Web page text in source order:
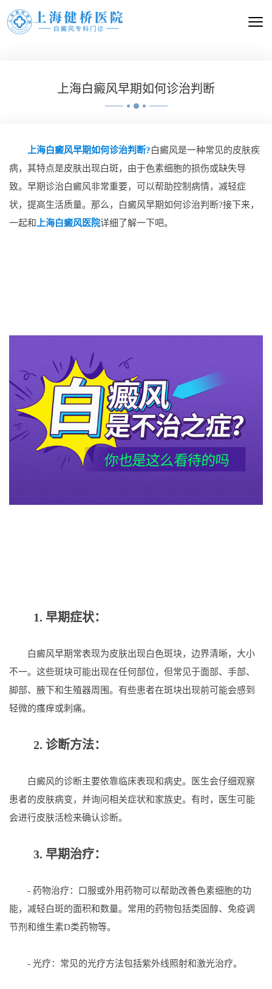
上海白癜风早期如何诊治判断
上海白癜风早期如何诊治判断?白癜风是一种常见的皮肤疾
病，其特点是皮肤出现白斑，由于色素细胞的损伤或缺失导
致。早期诊治白癜风非常重要，可以帮助控制病情，减轻症
状，提高生活质量。那么，白癜风早期如何诊治判断?接下来，
一起和
上海白癜风医院详细了解一下吧。
1. 早期症状：
白癜风早期常表现为皮肤出现白色斑块，边界清晰，大小
不一。这些斑块可能出现在任何部位，但常见于面部、手部、
脚部、腋下和生殖器周围。有些患者在斑块出现前可能会感到
轻微的瘙痒或刺痛。
2. 诊断方法：
白癜风的诊断主要依靠临床表现和病史。医生会仔细观察
患者的皮肤病变，并询问相关症状和家族史。有时，医生可能
会进行皮肤活检来确认诊断。
3. 早期治疗：
- 药物治疗：口服或外用药物可以帮助改善色素细胞的功
能，减轻白斑的面积和数量。常用的药物包括类固醇、免疫调
节剂和维生素D类药物等。
- 光疗：常见的光疗方法包括紫外线照射和激光治疗。